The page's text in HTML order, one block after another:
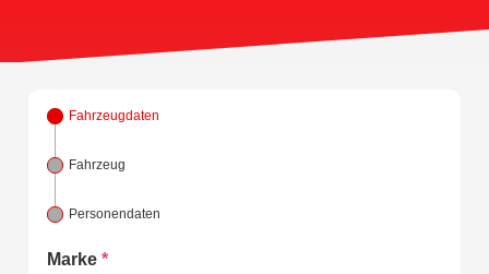
Fahrzeugdaten
Fahrzeug
Personendaten
Marke*